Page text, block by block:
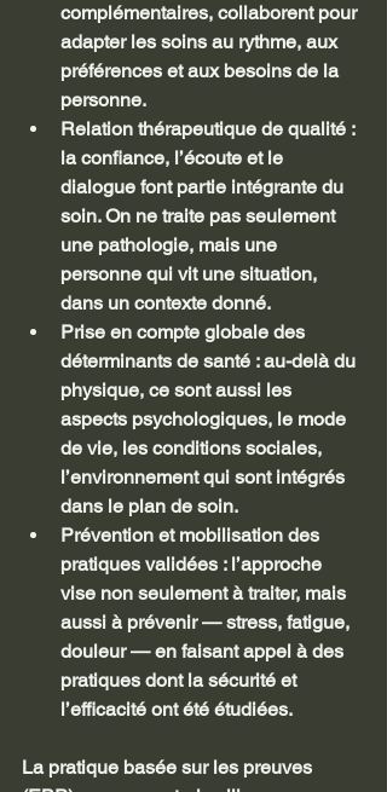
complémentaires, collaborent pour
adapter les soins au rythme, aux
préférences et aux besoins de la
personne.
Relation thérapeutique de qualité :
la confiance, l’écoute et le
dialogue font partie intégrante du
soin. On ne traite pas seulement
une pathologie, mais une
personne qui vit une situation,
dans un contexte donné.
Prise en compte globale des
déterminants de santé : au-delà du
physique, ce sont aussi les
aspects psychologiques, le mode
de vie, les conditions sociales,
l’environnement qui sont intégrés
dans le plan de soin.
Prévention et mobilisation des
pratiques validées : l’approche
vise non seulement à traiter, mais
aussi à prévenir — stress, fatigue,
douleur — en faisant appel à des
pratiques dont la sécurité et
l’efficacité ont été étudiées.
La pratique basée sur les preuves